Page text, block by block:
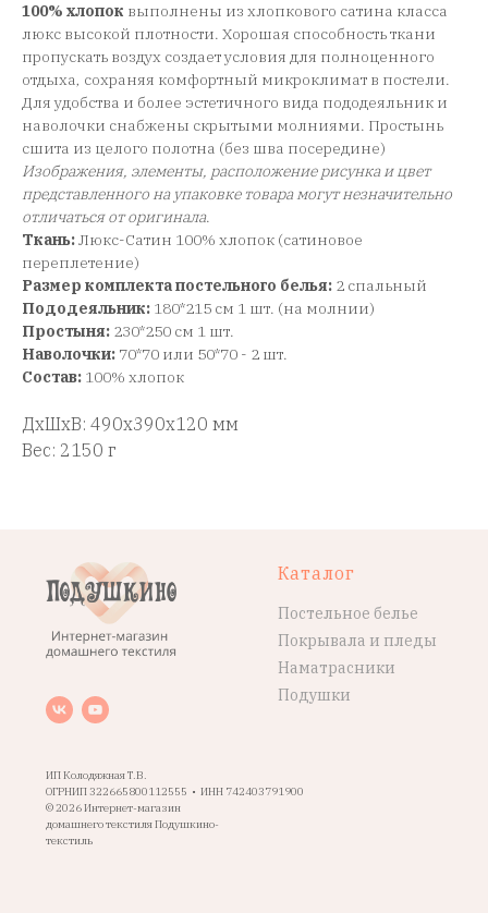
100% хлопок выполнены из хлопкового сатина класса
люкс высокой плотности. Хорошая способность ткани
пропускать воздух создает условия для полноценного
отдыха, сохраняя комфортный микроклимат в постели.
Для удобства и более эстетичного вида пододеяльник и
наволочки снабжены скрытыми молниями. Простынь
сшита из целого полотна (без шва посередине)
Изображения, элементы, расположение рисунка и цвет
представленного на упаковке товара могут незначительно
отличаться от оригинала.
Ткань:Люкс-Сатин 100% хлопок (сатиновое
переплетение)
Размер комплекта постельного белья: 2 спальный
Пододеяльник: 180*215 см 1 шт. (на молнии)
Простыня: 230*250 см 1 шт.
Наволочки: 70*70 или 50*70 - 2 шт.
Состав: 100% хлопок
ДxШxВ: 490x390x120 мм
Вес: 2150 г
ИП Колодяжная Т.В.
ОГРНИП 322665800112555 • ИНН 742403791900
© 2026 Интернет-магазин
домашнего текстиля Подушкино-
текстиль
Каталог
Постельное белье
Покрывала и пледы
Наматрасники
Подушки